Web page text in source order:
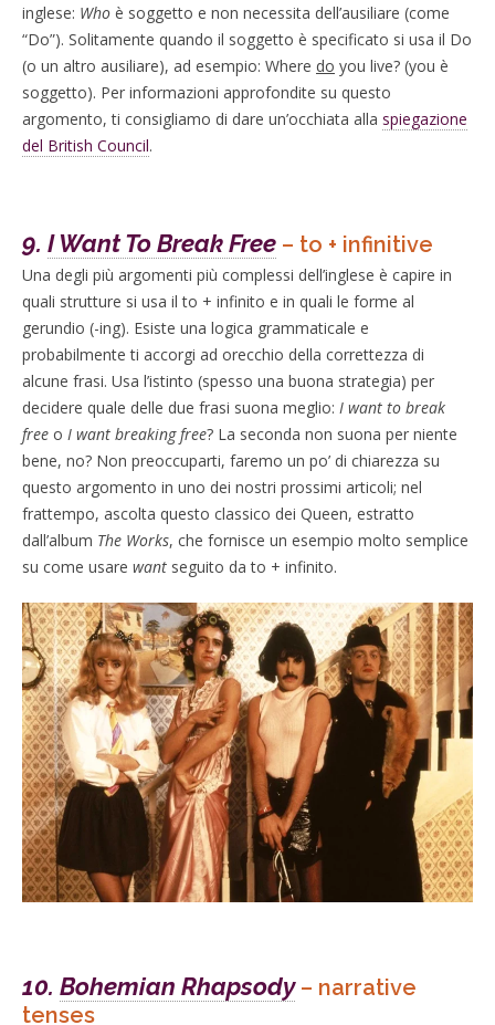
inglese: Who è soggetto e non necessita dell’ausiliare (come
“Do”). Solitamente quando il soggetto è specificato si usa il Do
(o un altro ausiliare), ad esempio: Where do you live? (you è
soggetto). Per informazioni approfondite su questo
argomento, ti consigliamo di dare un’occhiata alla spiegazione
del British Council.
9. I Want To Break Free – to + infinitive
Una degli più argomenti più complessi dell’inglese è capire in
quali strutture si usa il to + infinito e in quali le forme al
gerundio (-ing). Esiste una logica grammaticale e
probabilmente ti accorgi ad orecchio della correttezza di
alcune frasi. Usa l’istinto (spesso una buona strategia) per
decidere quale delle due frasi suona meglio: I want to break
free o I want breaking free? La seconda non suona per niente
bene, no? Non preoccuparti, faremo un po’ di chiarezza su
questo argomento in uno dei nostri prossimi articoli; nel
frattempo, ascolta questo classico dei Queen, estratto
dall’album The Works, che fornisce un esempio molto semplice
su come usare want seguito da to + infinito.
10. Bohemian Rhapsody – narrative
tenses